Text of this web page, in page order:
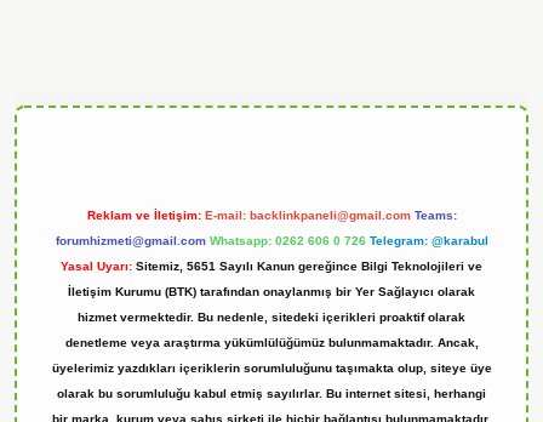
Reklam ve İletişim: E-mail: backlinkpaneli@gmail.com Teams:
forumhizmeti@gmail.com Whatsapp: 0262 606 0 726 Telegram: @karabul
Yasal Uyarı: Sitemiz, 5651 Sayılı Kanun gereğince Bilgi Teknolojileri ve
İletişim Kurumu (BTK) tarafından onaylanmış bir Yer Sağlayıcı olarak
hizmet vermektedir. Bu nedenle, sitedeki içerikleri proaktif olarak
denetleme veya araştırma yükümlülüğümüz bulunmamaktadır. Ancak,
üyelerimiz yazdıkları içeriklerin sorumluluğunu taşımakta olup, siteye üye
olarak bu sorumluluğu kabul etmiş sayılırlar. Bu internet sitesi, herhangi
bir marka, kurum veya şahıs şirketi ile hiçbir bağlantısı bulunmamaktadır.